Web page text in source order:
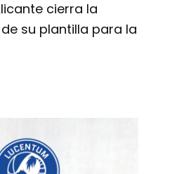
cierra la
su plantilla para la